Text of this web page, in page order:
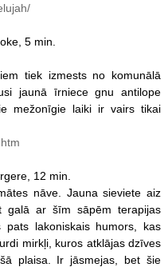
5 min.
tiek izmests no komunālā
jaunā īrniece gnu antilope
mežonīgie laiki ir vairs tikai
12 min.
nāve. Jauna sieviete aiz
galā ar šīm sāpēm terapijas
lakoniskais humors, kas
mirkļi, kuros atklājas dzīves
plaisa. Ir jāsmejas, bet šie